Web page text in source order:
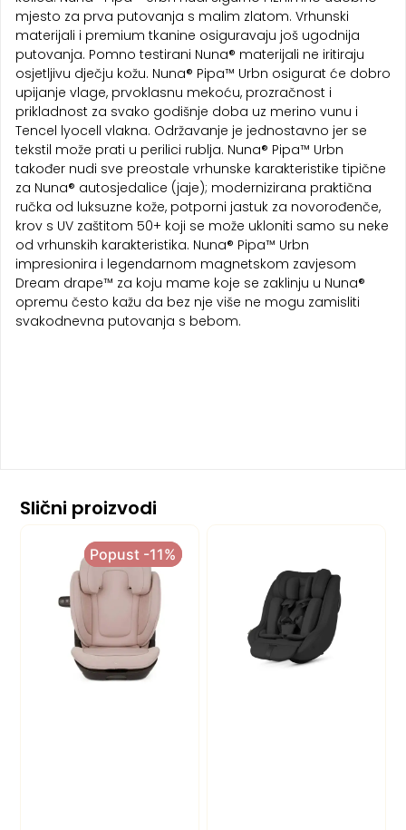
mjesto za prva putovanja s malim zlatom. Vrhunski
materijali i premium tkanine osiguravaju još ugodnija
putovanja. Pomno testirani Nuna® materijali ne iritiraju
osjetljivu dječju kožu. Nuna® Pipa™ Urbn osigurat će dobro
upijanje vlage, prvoklasnu mekoću, prozračnost i
prikladnost za svako godišnje doba uz merino vunu i
Tencel lyocell vlakna. Održavanje je jednostavno jer se
tekstil može prati u perilici rublja. Nuna® Pipa™ Urbn
također nudi sve preostale vrhunske karakteristike tipične
za Nuna® autosjedalice (jaje); modernizirana praktična
ručka od luksuzne kože, potporni jastuk za novorođenče,
krov s UV zaštitom 50+ koji se može ukloniti samo su neke
od vrhunskih karakteristika. Nuna® Pipa™ Urbn
impresionira i legendarnom magnetskom zavjesom
Dream drape™ za koju mame koje se zaklinju u Nuna®
opremu često kažu da bez nje više ne mogu zamisliti
svakodnevna putovanja s bebom.
Slični proizvodi
Popust -11%
Popust -11%